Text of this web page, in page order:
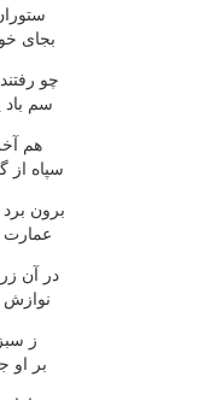
بجاى
چو
سم باد
هم
سپاه از
برون
عمارت
در آن
نوازش
ز
بر او